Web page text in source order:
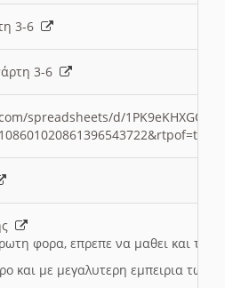
3-6
3-6
spreadsheets/d/
φορα, επρεπε να μαθει και το
και με μεγαλυτερη εμπειρια